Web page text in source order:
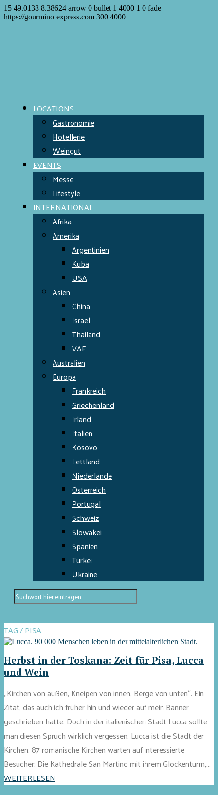
15 49.0138 8.38624 arrow 0 bullet 1 4000 1 0 fade
https://gourmino-express.com 300 4000
LOCATIONS
Gastronomie
Hotellerie
Weingut
EVENTS
Messe
Lifestyle
INTERNATIONAL
Afrika
Amerika
Argentinien
Kuba
USA
Asien
China
Israel
Thailand
VAE
Australien
Europa
Frankreich
Griechenland
Irland
Italien
Kosovo
Lettland
Niederlande
Österreich
Portugal
Schweiz
Slowakei
Spanien
Türkei
Ukraine
TAG / PISA
Herbst in der Toskana: Zeit für Pisa, Lucca
und Wein
„Kirchen von außen, Kneipen von innen, Berge von unten“. Ein
Zitat, das auch ich früher hin und wieder auf mein Banner
geschrieben hatte. Doch in der italienischen Stadt Lucca sollte
man diesen Spruch wirklich vergessen. Lucca ist die Stadt der
Kirchen. 87 romanische Kirchen warten auf interessierte
Besucher: Die Kathedrale San Martino mit ihrem Glockenturm,...
WEITERLESEN